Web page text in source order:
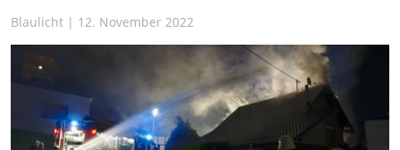
Blaulicht | 12. November 2022